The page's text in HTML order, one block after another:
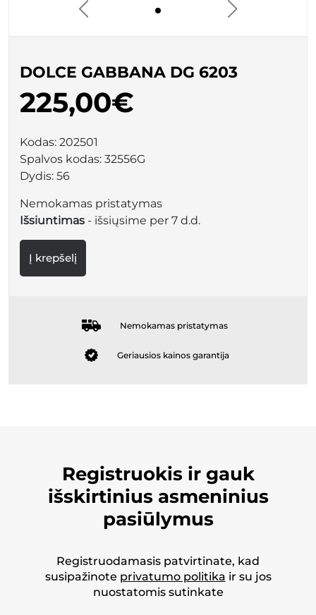
DOLCE GABBANA DG 6203
225,00€
Kodas: 202501
Spalvos kodas: 32556G
Dydis: 56
Nemokamas pristatymas
Išsiuntimas - išsiųsime per 7 d.d.
Į krepšelį
Nemokamas pristatymas
Geriausios kainos garantija
Registruokis ir gauk
išskirtinius asmeninius
pasiūlymus
Registruodamasis patvirtinate, kad
susipažinote privatumo politika ir su jos
nuostatomis sutinkate